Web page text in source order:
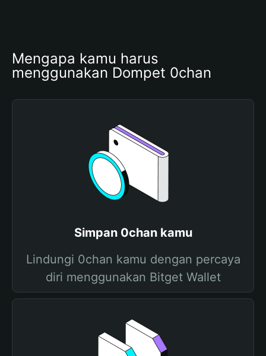
Mengapa kamu harus
menggunakan Dompet 0chan
Simpan 0chan kamu
Lindungi 0chan kamu dengan percaya
diri menggunakan Bitget Wallet